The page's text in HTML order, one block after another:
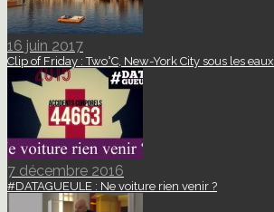
16 juin 2017
Clip of Friday : Two°C, New-York City sous les eaux.
7 décembre 2016
#DATAGUEULE : Ne voiture rien venir ?